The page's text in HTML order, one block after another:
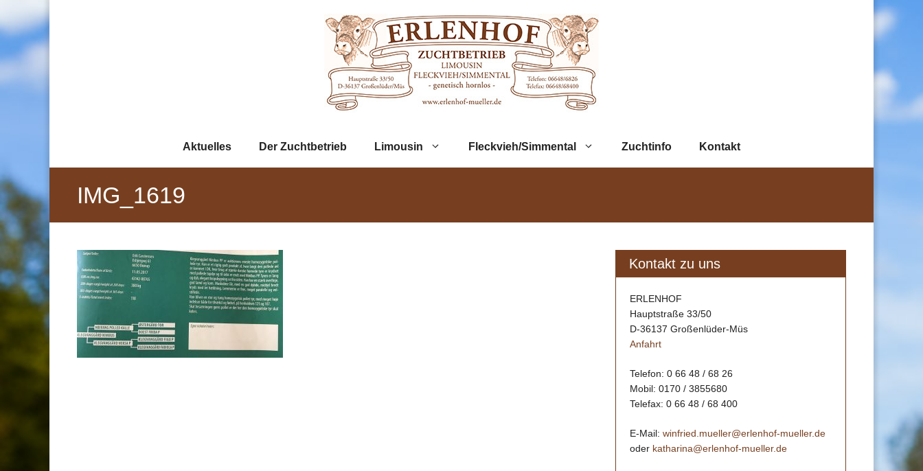
Inhalt
springen
Aktuelles Der Zuchtbetrieb Limousin Fleckvieh/Simmental Zuchtinfo Kontakt
IMG_1619
Kontakt zu uns
ERLENHOF
Hauptstraße 33/50
D-36137 Großenlüder-Müs
Anfahrt
Telefon: 0 66 48 / 68 26
Mobil: 0170 / 3855680
Telefax: 0 66 48 / 68 400
E-Mail: winfried.mueller@erlenhof-mueller.de
oder katharina@erlenhof-mueller.de